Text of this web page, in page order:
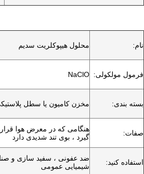
نام: محلول هیپوکلریت سدیم
فرمول مولکولی: NaClO
بسته بندی: مخزن کامیون یا سطل
صفات:
هنگامی که در معرض هوا
گیرد ، بوی تند شدیدی دارد
استفاده کنید:
ضد عفونی ، سفید سازی و
شیمیایی عمومی